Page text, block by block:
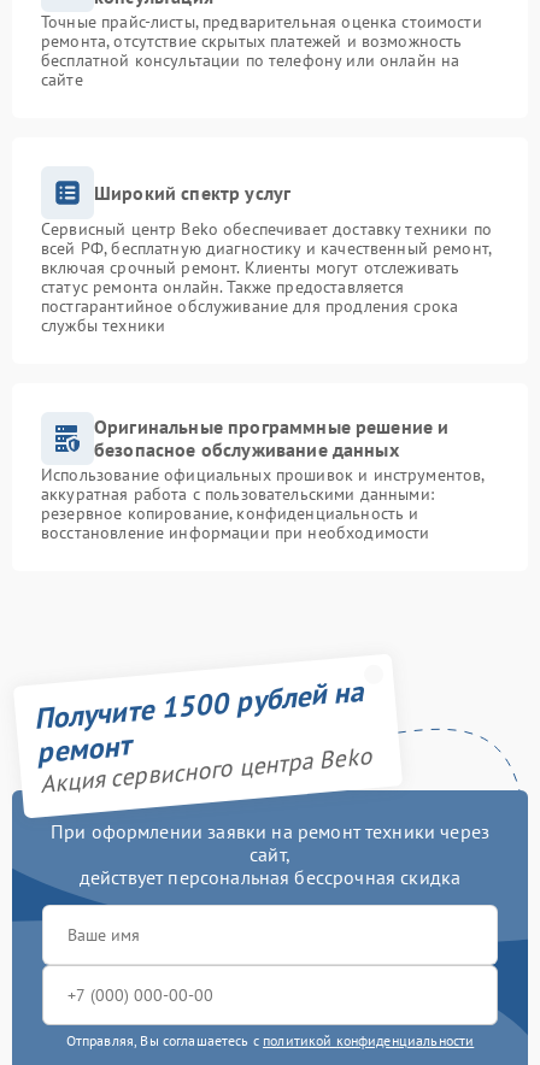
Точные прайс-листы, предварительная оценка стоимости
ремонта, отсутствие скрытых платежей и возможность
бесплатной консультации по телефону или онлайн на
сайте
Широкий спектр услуг
Сервисный центр Beko обеспечивает доставку техники по
всей РФ, бесплатную диагностику и качественный ремонт,
включая срочный ремонт. Клиенты могут отслеживать
статус ремонта онлайн. Также предоставляется
постгарантийное обслуживание для продления срока
службы техники
Оригинальные программные решение и
безопасное обслуживание данных
Использование официальных прошивок и инструментов,
аккуратная работа с пользовательскими данными:
резервное копирование, конфиденциальность и
восстановление информации при необходимости
Получите 1500 рублей на
ремонт
Акция сервисного центра Beko
При оформлении заявки на ремонт техники через
сайт,
действует персональная бессрочная скидка
Отправляя, Вы соглашаетесь с политикой конфиденциальности